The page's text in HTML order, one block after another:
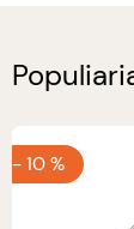
-10 %